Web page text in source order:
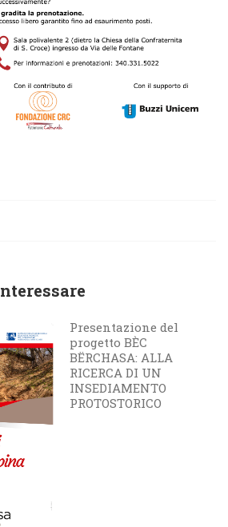
Presentazione del
progetto BÈC
BËRCHASA: ALLA
RICERCA DI UN
INSEDIAMENTO
PROTOSTORICO